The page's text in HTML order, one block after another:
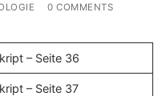
0 COMMENTS
– Seite 36
– Seite 37